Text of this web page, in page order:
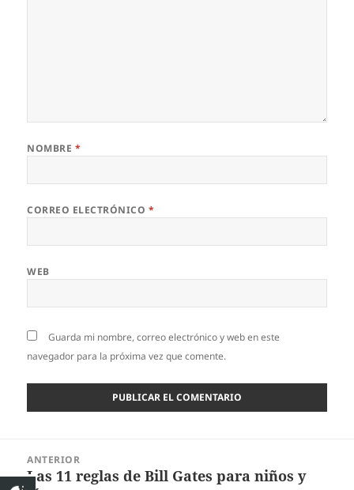
NOMBRE *
CORREO ELECTRÓNICO *
WEB
Guarda mi nombre, correo electrónico y web en este
navegador para la próxima vez que comente.
entradas
ANTERIOR
Entrada
Las 11 reglas de Bill Gates para niños y